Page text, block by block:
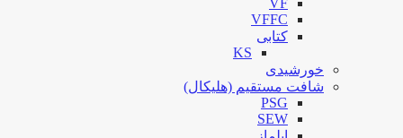
VFFC
کتابی
KS
خورشیدی
شافت مستقیم (هلیکال)
PSG
SEW